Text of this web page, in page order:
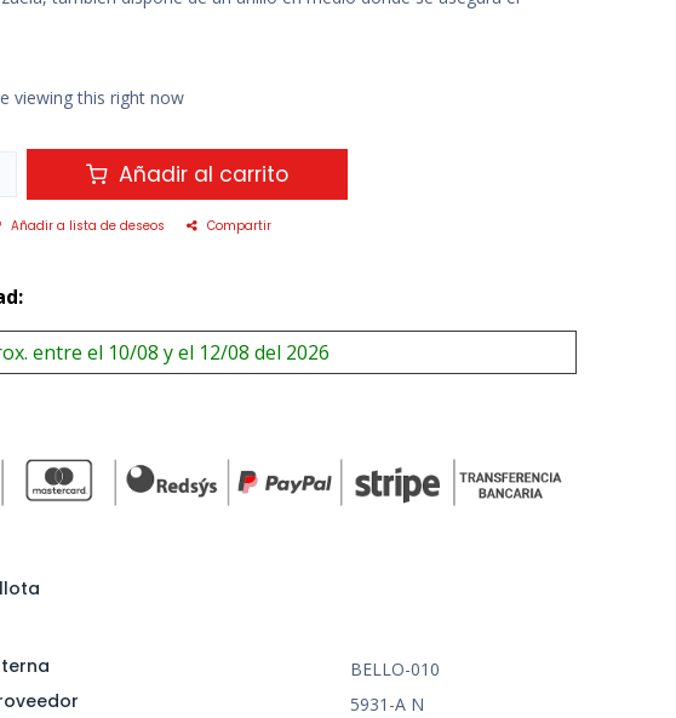
viewing this right now
Añadir al carrito
Añadir a lista de deseos Compartir
entre el 10/08 y el 12/08 del 2026
BELLO-010
5931-A N